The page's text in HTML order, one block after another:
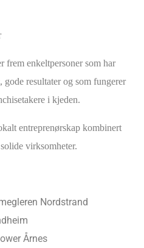
frem enkeltpersoner som har
resultater og som fungerer
i kjeden.
entreprenørskap kombinert
virksomheter.
Nordstrand
Årnes